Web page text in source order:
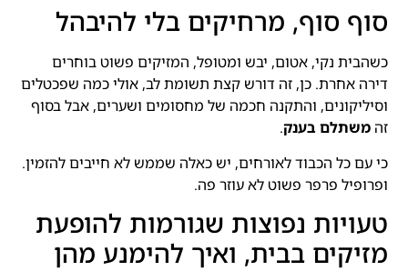
סוף סוף, מרחיקים בלי להיבהל
כשהבית נקי, אטום, יבש ומטופל, המזיקים פשוט בוחרים
דירה אחרת. כן, זה דורש קצת תשומת לב, אולי כמה שפכטלים
וסיליקונים, והתקנה חכמה של מחסומים ושערים, אבל בסוף
זהמשתלם בענק.
כי עם כל הכבוד לאורחים, יש כאלה שממש לא חייבים להזמין.
ופרופיל פרפר פשוט לא עוזר פה.
טעויות נפוצות שגורמות להופעת
מזיקים בבית, ואיך להימנע מהן